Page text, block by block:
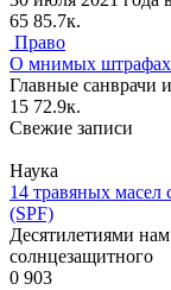
65 85.7к.
Право
О мнимых штрафах
Главные санврачи
15 72.9к.
Свежие записи
Наука
14 травяных
(SPF)
Десятилетиями
солнцезащитного
0 903